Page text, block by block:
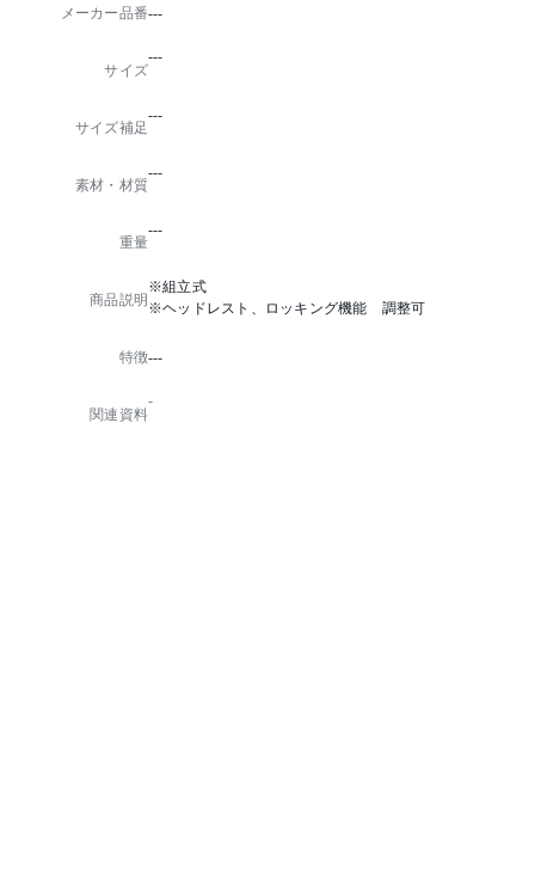
メーカー品番---
サイズ
---
サイズ補足
---
素材・材質
---
重量
---
商品説明
※組立式
※ヘッドレスト、ロッキング機能 調整可
特徴---
関連資料
-